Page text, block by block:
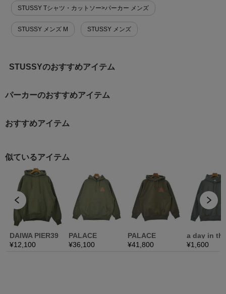
STUSSY Tシャツ・カットソー>パーカー メンズ
STUSSY メンズ M STUSSY メンズ
STUSSYのおすすめアイテム
パーカーのおすすめアイテム
おすすめアイテム